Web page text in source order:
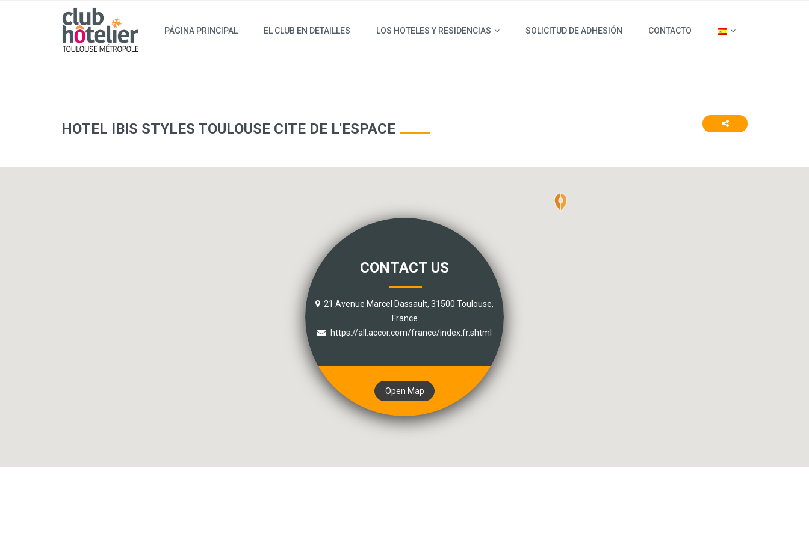
PÁGINA PRINCIPAL EL CLUB EN DETAILLES LOS HOTELES Y RESIDENCIAS SOLICITUD DE ADHESIÓN CONTACTO
HOTEL IBIS STYLES TOULOUSE CITE DE L'ESPACE
CONTACT US
21 Avenue Marcel Dassault, 31500 Toulouse,
France
https://all.accor.com/france/index.fr.shtml
Open Map